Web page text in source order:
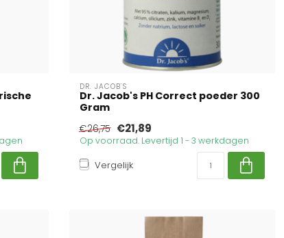
DR. JACOB'S
Dr. Jacob's PH Correct poeder 300
Gram
€26,75 €21,89
Op voorraad. Levertijd 1 - 3 werkdagen
Vergelijk